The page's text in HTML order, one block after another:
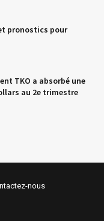
pronostics pour
TKO a absorbé une
au 2e trimestre
nous